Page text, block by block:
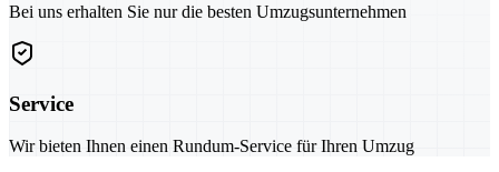
Bei uns erhalten Sie nur die besten Umzugsunternehmen
Service
Wir bieten Ihnen einen Rundum-Service für Ihren Umzug